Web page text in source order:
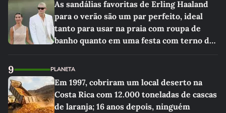
As sandálias favoritas de Erling Haaland
para o verão são um par perfeito, ideal
tanto para usar na praia com roupa de
banho quanto em uma festa com terno de
9 PLANETA
Em 1997, cobriram um local deserto na
Costa Rica com 12.000 toneladas de cascas
de laranja; 16 anos depois, ninguém